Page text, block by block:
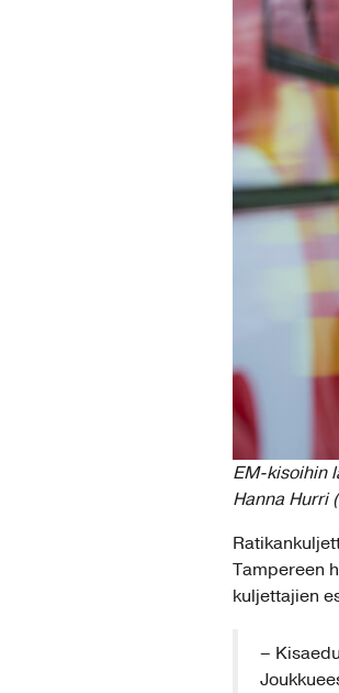
EM-kisoihin
Hanna Hurri
Tampereen
kuljettajien
–